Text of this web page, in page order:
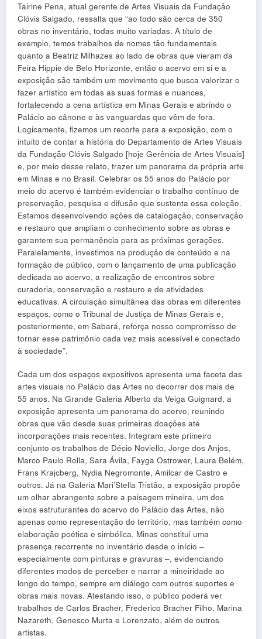
Tairine Pena, atual gerente de Artes Visuais da Fundação
Clóvis Salgado, ressalta que “ao todo são cerca de 350
obras no inventário, todas muito variadas. A título de
exemplo, temos trabalhos de nomes tão fundamentais
quanto a Beatriz Milhazes ao lado de obras que vieram da
Feira Hippie de Belo Horizonte, então o acervo em si e a
exposição são também um movimento que busca valorizar o
fazer artístico em todas as suas formas e nuances,
fortalecendo a cena artística em Minas Gerais e abrindo o
Palácio ao cânone e às vanguardas que vêm de fora.
Logicamente, fizemos um recorte para a exposição, com o
intuito de contar a história do Departamento de Artes Visuais
da Fundação Clóvis Salgado [hoje Gerência de Artes Visuais]
e, por meio desse relato, trazer um panorama da própria arte
em Minas e no Brasil. Celebrar os 55 anos do Palácio por
meio do acervo é também evidenciar o trabalho contínuo de
preservação, pesquisa e difusão que sustenta essa coleção.
Estamos desenvolvendo ações de catalogação, conservação
e restauro que ampliam o conhecimento sobre as obras e
garantem sua permanência para as próximas gerações.
Paralelamente, investimos na produção de conteúdo e na
formação de público, com o lançamento de uma publicação
dedicada ao acervo, a realização de encontros sobre
curadoria, conservação e restauro e de atividades
educativas. A circulação simultânea das obras em diferentes
espaços, como o Tribunal de Justiça de Minas Gerais e,
posteriormente, em Sabará, reforça nosso compromisso de
tornar esse patrimônio cada vez mais acessível e conectado
à sociedade”.
Cada um dos espaços expositivos apresenta uma faceta das
artes visuais no Palácio das Artes no decorrer dos mais de
55 anos. Na Grande Galeria Alberto da Veiga Guignard, a
exposição apresenta um panorama do acervo, reunindo
obras que vão desde suas primeiras doações até
incorporações mais recentes. Integram este primeiro
conjunto os trabalhos de Décio Noviello, Jorge dos Anjos,
Marco Paulo Rolla, Sara Ávila, Fayga Ostrower, Laura Belém,
Frans Krajcberg, Nydia Negromonte, Amilcar de Castro e
outros. Já na Galeria Mari’Stella Tristão, a exposição propõe
um olhar abrangente sobre a paisagem mineira, um dos
eixos estruturantes do acervo do Palácio das Artes, não
apenas como representação do território, mas também como
elaboração poética e simbólica. Minas constitui uma
presença recorrente no inventário desde o início –
especialmente com pinturas e gravuras –, evidenciando
diferentes modos de perceber e narrar a mineiridade ao
longo do tempo, sempre em diálogo com outros suportes e
obras mais novas. Atestando isso, o público poderá ver
trabalhos de Carlos Bracher, Frederico Bracher Filho, Marina
Nazareth, Genesco Murta e Lorenzato, além de outros
artistas.